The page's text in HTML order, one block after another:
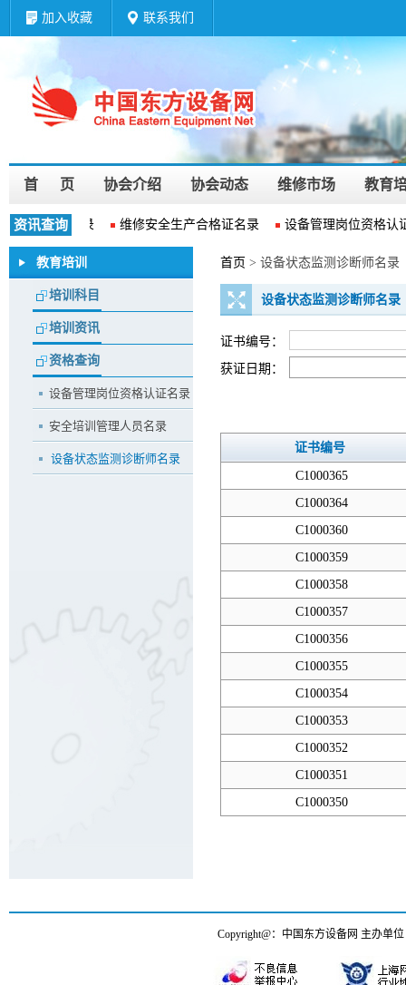
加入收藏 联系我们
首 页 协会介绍 协会动态 维修市场 教育
资讯查询
资质等级名录 维修安全生产合格证名录 设备管理岗位资格认
教育培训
培训科目
培训资讯
资格查询
设备管理岗位资格认证名录
安全培训管理人员名录
设备状态监测诊断师名录
首页 > 设备状态监测诊断师名录
设备状态监测诊断师名录
证书编号：
获证日期：
证书编号
C1000365
C1000364
C1000360
C1000359
C1000358
C1000357
C1000356
C1000355
C1000354
C1000353
C1000352
C1000351
C1000350
Copyright@：中国东方设备网 主办单